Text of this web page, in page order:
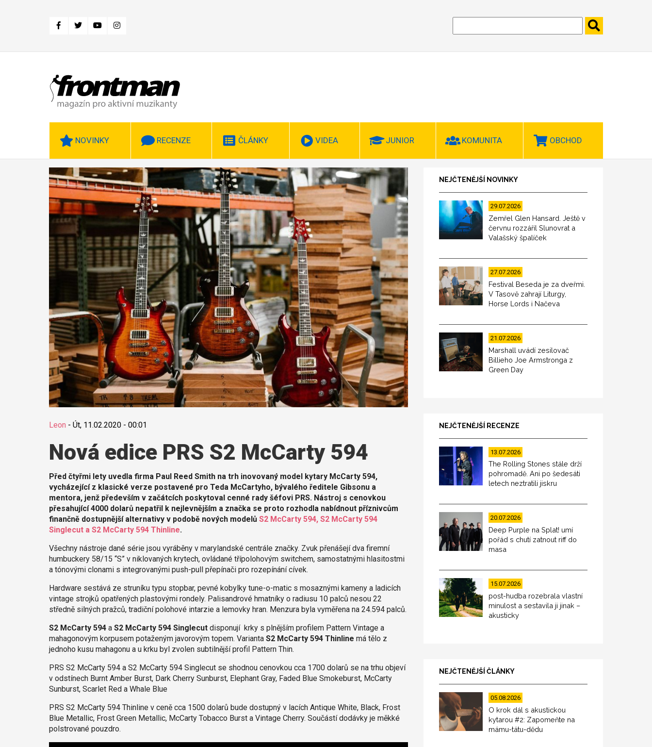
NOVINKY RECENZE ČLÁNKY VIDEA JUNIOR KOMUNITA OBCHOD
Leon - Út, 11.02.2020 - 00:01
Nová edice PRS S2 McCarty 594
Před čtyřmi lety uvedla firma Paul Reed Smith na trh inovovaný model kytary McCarty 594,
vycházející z klasické verze postavené pro Teda McCartyho, bývalého ředitele Gibsonu a
mentora, jenž především v začátcích poskytoval cenné rady šéfovi PRS. Nástroj s cenovkou
přesahující 4000 dolarů nepatřil k nejlevnějším a značka se proto rozhodla nabídnout příznivcům
finančně dostupnější alternativy v podobě nových modelů S2 McCarty 594, S2 McCarty 594
Singlecut a S2 McCarty 594 Thinline.
Všechny nástroje dané série jsou vyráběny v marylandské centrále značky. Zvuk přenášejí dva firemní
humbuckery 58/15 “S” v niklovaných krytech, ovládané třípolohovým switchem, samostatnými hlasitostmi
a tónovými clonami s integrovanými push-pull přepínači pro rozepínání cívek.
Hardware sestává ze struníku typu stopbar, pevné kobylky tune-o-matic s mosaznými kameny a ladicích
vintage strojků opatřených plastovými rondely. Palisandrové hmatníky o radiusu 10 palců nesou 22
středně silných pražců, tradiční polohové intarzie a lemovky hran. Menzura byla vyměřena na 24.594 palců.
S2 McCarty 594a S2 McCarty 594 Singlecutdisponují krky s plnějším profilem Pattern Vintage a
mahagonovým korpusem potaženým javorovým topem. Varianta S2 McCarty 594 Thinline má tělo z
jednoho kusu mahagonu a u krku byl zvolen subtilnější profil Pattern Thin.
PRS S2 McCarty 594 a S2 McCarty 594 Singlecut se shodnou cenovkou cca 1700 dolarů se na trhu objeví
v odstínech Burnt Amber Burst, Dark Cherry Sunburst, Elephant Gray, Faded Blue Smokeburst, McCarty
Sunburst, Scarlet Red a Whale Blue
PRS S2 McCarty 594 Thinline v ceně cca 1500 dolarů bude dostupný v lacích Antique White, Black, Frost
Blue Metallic, Frost Green Metallic, McCarty Tobacco Burst a Vintage Cherry. Součástí dodávky je měkké
polstrované pouzdro.
NEJČTENĚJŠÍ NOVINKY
29.07.2026
Zemřel Glen Hansard. Ještě v
červnu rozzářil Slunovrat a
Valašský špalíček
27.07.2026
Festival Beseda je za dveřmi.
V Tasově zahrají Liturgy,
Horse Lords i Načeva
21.07.2026
Marshall uvádí zesilovač
Billieho Joe Armstronga z
Green Day
NEJČTENĚJŠÍ RECENZE
13.07.2026
The Rolling Stones stále drží
pohromadě. Ani po šedesáti
letech neztratili jiskru
20.07.2026
Deep Purple na Splat! umí
pořád s chutí zatnout riff do
masa
15.07.2026
post-hudba rozebrala vlastní
minulost a sestavila ji jinak –
akusticky
NEJČTENĚJŠÍ ČLÁNKY
05.08.2026
O krok dál s akustickou
kytarou #2: Zapomeňte na
mámu-tátu-dědu